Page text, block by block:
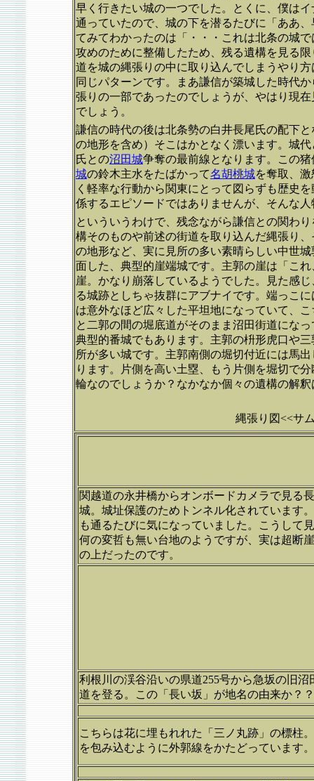
早く行きたい城の一つでした。とくに、僕は
通っていたので、城の下を潜るたびに「ああ
てみてわかったのは「・・・これは北条の城
攻めのために整備したため、残る遺構を見る
道を城の縄張りの中に取り込んでしまうやり
同じパターンです。まあ謙信が築城した時代
張りの一部であったのでしょうが、やはり現
でしょう。
謙信の時代の後は北条勢の白井長尾氏の配下
の地形を含め）そこはかとなく漂います。城
氏との沼田城争奪の最前線となります。この
城の鈴木主水をたばかって名胡桃城を奪取、
く軽率な行動から関東にとって図らずも歴史
係するエピソードではありませんが、そんな
といういうわけで、残念ながら謙信との関わ
構そのものや前述の街道を取り込んだ縄張り
の地形など、実に見所の多い素晴らしい中世
面した、典型的崖端城です。主郭の崖は「こ
崖。かなり崩落しているようでした。見た感
る城跡としちゃ抜群にアブナイです。端っこ
は意外なほど広々した平坦地になっていて、
と二郭の間の堀底道がそのまま沼田街道にな
典型的番城でもあります。主郭の枡形虎口や
所が多い城です。主郭南側の堀切付近には馬
ります。片側を高い土塁、もう片側を堀切で
輪なのでしょうか？なかなか個々の遺構の解
縄張り図<<サ
関越道の永井橋からオンボードカメラで見る
城。城址保護のためトンネル化されています
も通るたびに気になっていました。こうして
何の変哲も無い台地のようですが、実は超断
の上だったのです。
利根川の渓谷沿いの県道255号から急坂の旧沼
道を登る。この「長い坂」が地名の由来か？？
こちらは花に埋もれれた「三ノ丸跡」の標柱
を包み込むように外郭線をかたどっています。